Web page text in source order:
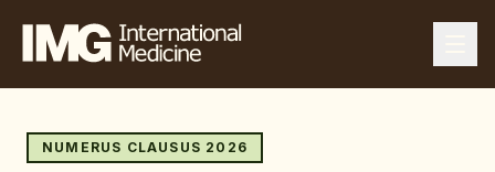
NUMERUS CLAUSUS 2026